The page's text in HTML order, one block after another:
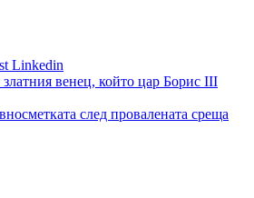
Linkedin
венец, който цар Борис III
след провалената среща